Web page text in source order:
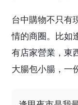
台中購物不只有
情的商圈。比如
有店家營業，東
大腸包小腸，一